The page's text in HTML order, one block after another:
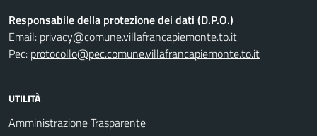
Responsabile della protezione dei dati (D.P.O.)
Email: privacy@comune.villafrancapiemonte.to.it
Pec: protocollo@pec.comune.villafrancapiemonte.to.it
UTILITÀ
Amministrazione Trasparente